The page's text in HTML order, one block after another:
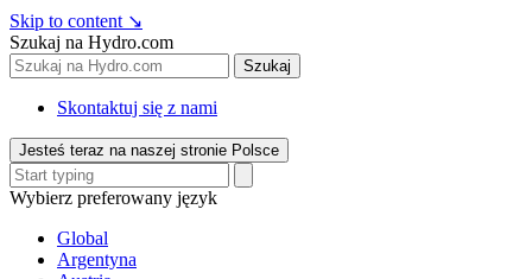
Skip to content ↘
Szukaj na Hydro.com
Szukaj
Skontaktuj się z nami
Jesteś teraz na naszej stronie Polsce
Wybierz preferowany język
Global
Argentyna